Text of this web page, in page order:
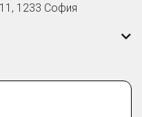
1233 София